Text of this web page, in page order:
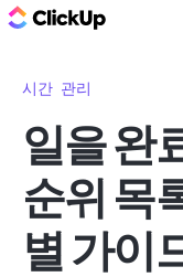
시간 관리
일을 완
순위 목
별 가이